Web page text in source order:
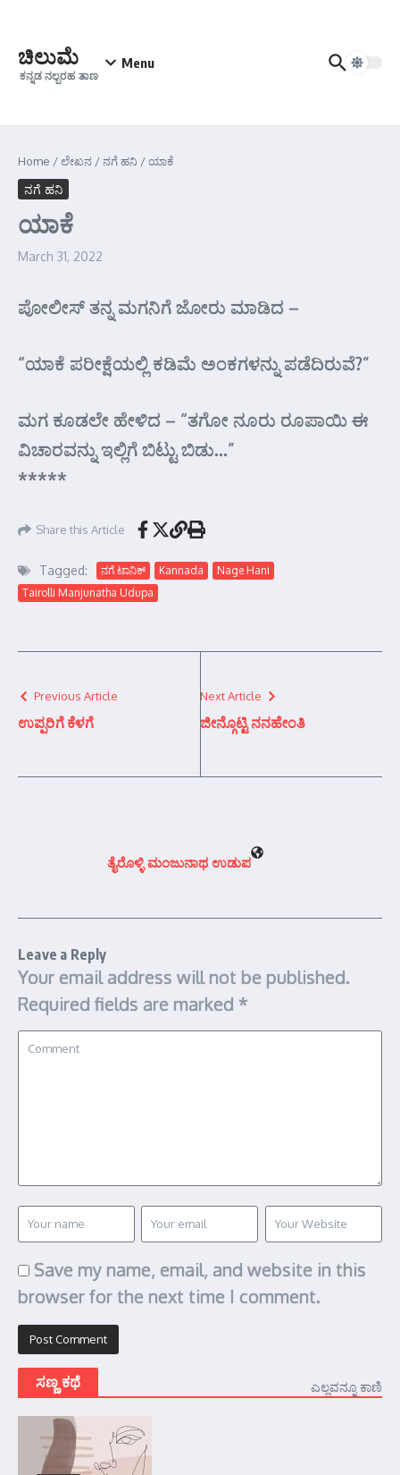
ಚಿಲುಮೆ
ಕನ್ನಡ ನಲ್ಬರಹ ತಾಣ
Menu
Home /ಲೇಖನ /ನಗೆ ಹನಿ /ಯಾಕೆ
ನಗೆ ಹನಿ
ಯಾಕೆ
March 31, 2022
ಪೋಲೀಸ್ ತನ್ನ ಮಗನಿಗೆ ಜೋರು ಮಾಡಿದ –
“ಯಾಕೆ ಪರೀಕ್ಷೆಯಲ್ಲಿ ಕಡಿಮೆ ಅಂಕಗಳನ್ನು ಪಡೆದಿರುವೆ?”
ಮಗ ಕೂಡಲೇ ಹೇಳಿದ – “ತಗೋ ನೂರು ರೂಪಾಯಿ ಈ
ವಿಚಾರವನ್ನು ಇಲ್ಲಿಗೆ ಬಿಟ್ಟು ಬಿಡು…”
*****
Share this Article
Tagged: ನಗೆ ಟಾನಿಕ್ Kannada
Nage Hani
Tairolli Manjunatha Udupa
Previous Article
ಉಪ್ಪರಿಗೆ ಕೆಳಗೆ
Next Article
ಜೀನ್ಗೊಟ್ಟಿ ನನಹೇಂತಿ
ತೈರೊಳ್ಳಿ ಮಂಜುನಾಥ ಉಡುಪ
Leave a Reply
Your email address will not be published.
Required fields are marked *
Save my name, email, and website in this
browser for the next time I comment.
ಸಣ್ಣ ಕಥೆ ಎಲ್ಲವನ್ನೂ ಕಾಣಿ